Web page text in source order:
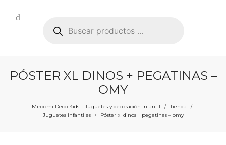
productos
PÓSTER XL DINOS + PEGATINAS –
OMY
Miroomi Deco Kids – Juguetes y decoración Infantil / Tienda /
Juguetes infantiles / Póster xl dinos + pegatinas – omy